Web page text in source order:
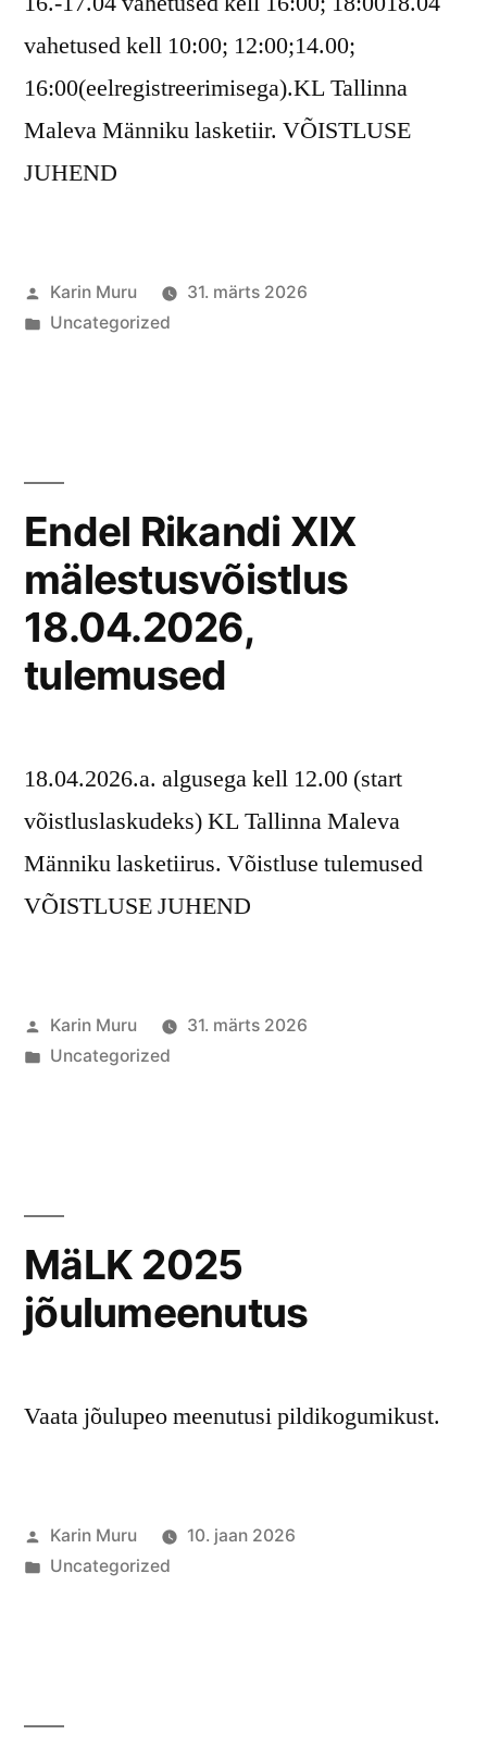
vahetused kell 10:00; 12:00;14.00;
16:00(eelregistreerimisega).KL Tallinna
Maleva Männiku lasketiir. VÕISTLUSE
JUHEND
Posted
by
Karin Muru
31. märts 2026
Posted
Uncategorized
Endel Rikandi XIX
mälestusvõistlus
18.04.2026,
tulemused
18.04.2026.a. algusega kell 12.00 (start
võistluslaskudeks) KL Tallinna Maleva
Männiku lasketiirus. Võistluse tulemused
VÕISTLUSE JUHEND
Posted
by
Karin Muru
31. märts 2026
Posted
Uncategorized
MäLK 2025
jõulumeenutus
Vaata jõulupeo meenutusi pildikogumikust.
Posted
by
Karin Muru
10. jaan 2026
Posted
Uncategorized